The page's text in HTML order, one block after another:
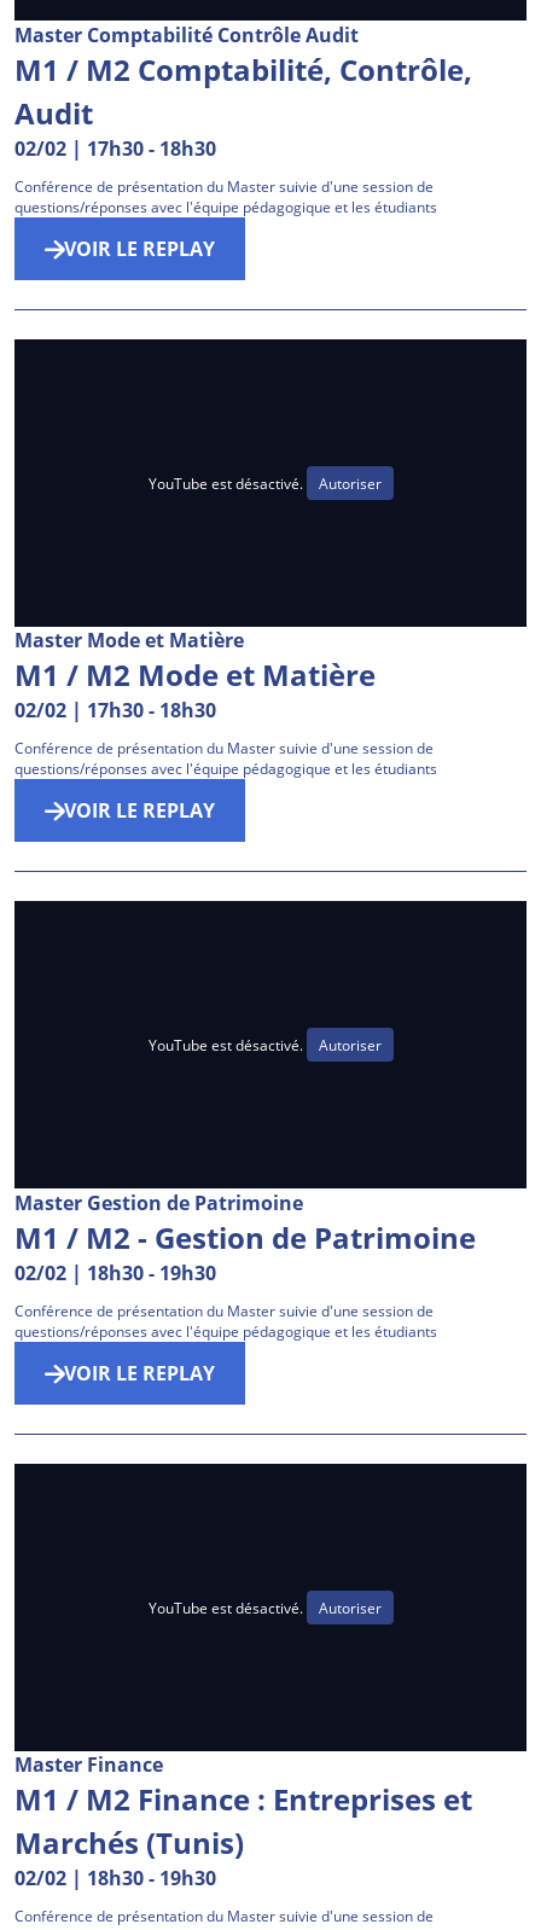
Master Comptabilité Contrôle Audit
M1 / M2 Comptabilité, Contrôle,
Audit
02/02 | 17h30- 18h30
Conférence de présentation du Master suivie d'une session de
questions/réponses avec l'équipe pédagogique et les étudiants
VOIR LE REPLAY
YouTube est désactivé. Autoriser
Master Mode et Matière
M1 / M2 Mode et Matière
02/02 | 17h30- 18h30
Conférence de présentation du Master suivie d'une session de
questions/réponses avec l'équipe pédagogique et les étudiants
VOIR LE REPLAY
YouTube est désactivé. Autoriser
Master Gestion de Patrimoine
M1 / M2 - Gestion de Patrimoine
02/02 | 18h30- 19h30
Conférence de présentation du Master suivie d'une session de
questions/réponses avec l'équipe pédagogique et les étudiants
VOIR LE REPLAY
YouTube est désactivé. Autoriser
Master Finance
M1 / M2 Finance : Entreprises et
Marchés (Tunis)
02/02 | 18h30- 19h30
Conférence de présentation du Master suivie d'une session de